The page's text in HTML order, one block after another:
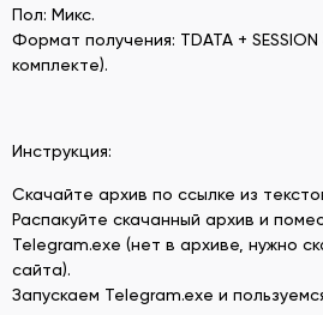
Пол: Микс.
Формат получения: TDATA + SESSION
комплекте).
Инструкция:
Скачайте архив по ссылке из
Распакуйте скачанный архив и
Telegram.exe (нет в архиве, нужно
сайта).
Запускаем Telegram.exe и